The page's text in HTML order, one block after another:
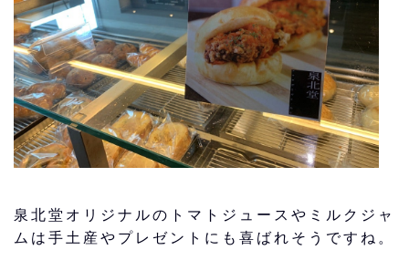
泉北堂オリジナルのトマトジュースやミルクジャ
ムは手土産やプレゼントにも喜ばれそうですね。